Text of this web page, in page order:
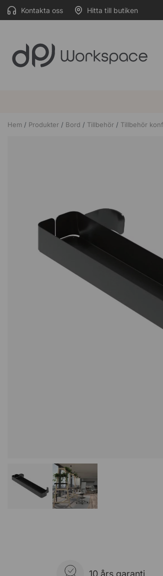
Kontakta oss Hitta till butiken
Hem Produkter Bord Tillbehör Tillbehör
10 års garanti